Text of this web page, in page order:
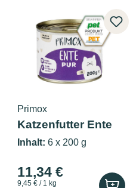
Primox
Katzenfutter Ente
Pur 6x200g
Inhalt: 6 x 200 g
11,34 €
9,45 € / 1 kg